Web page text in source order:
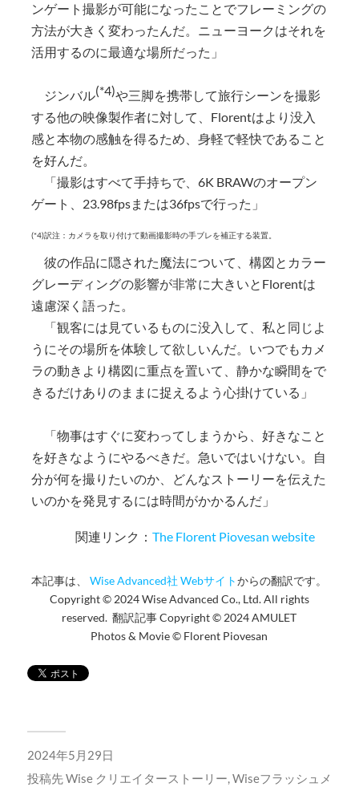
ンゲート撮影が可能になったことでフレーミングの
方法が大きく変わったんだ。ニューヨークはそれを
活用するのに最適な場所だった」
ジンバル(*4)や三脚を携帯して旅行シーンを撮影
する他の映像製作者に対して、Florentはより没入
感と本物の感触を得るため、身軽で軽快であること
を好んだ。
「撮影はすべて手持ちで、6K BRAWのオープン
ゲート、23.98fpsまたは36fpsで行った」
(*4)訳注：カメラを取り付けて動画撮影時の手ブレを補正する装置。
彼の作品に隠された魔法について、構図とカラー
グレーディングの影響が非常に大きいとFlorentは
遠慮深く語った。
「観客には見ているものに没入して、私と同じよ
うにその場所を体験して欲しいんだ。いつでもカメ
ラの動きより構図に重点を置いて、静かな瞬間をで
きるだけありのままに捉えるよう心掛けている」
「物事はすぐに変わってしまうから、好きなこと
を好きなようにやるべきだ。急いではいけない。自
分が何を撮りたいのか、どんなストーリーを伝えた
いのかを発見するには時間がかかるんだ」
関連リンク：The Florent Piovesan website
本記事は、Wise Advanced社 Webサイトからの翻訳です。
Copyright © 2024 Wise Advanced Co., Ltd. All rights
reserved. 翻訳記事 Copyright © 2024 AMULET
Photos & Movie © Florent Piovesan
2024年5月29日
投稿先Wise クリエイターストーリー,Wiseフラッシュメ